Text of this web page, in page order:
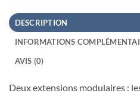
DESCRIPTION
INFORMATIONS
AVIS (0)
Deux extensions modulaires :